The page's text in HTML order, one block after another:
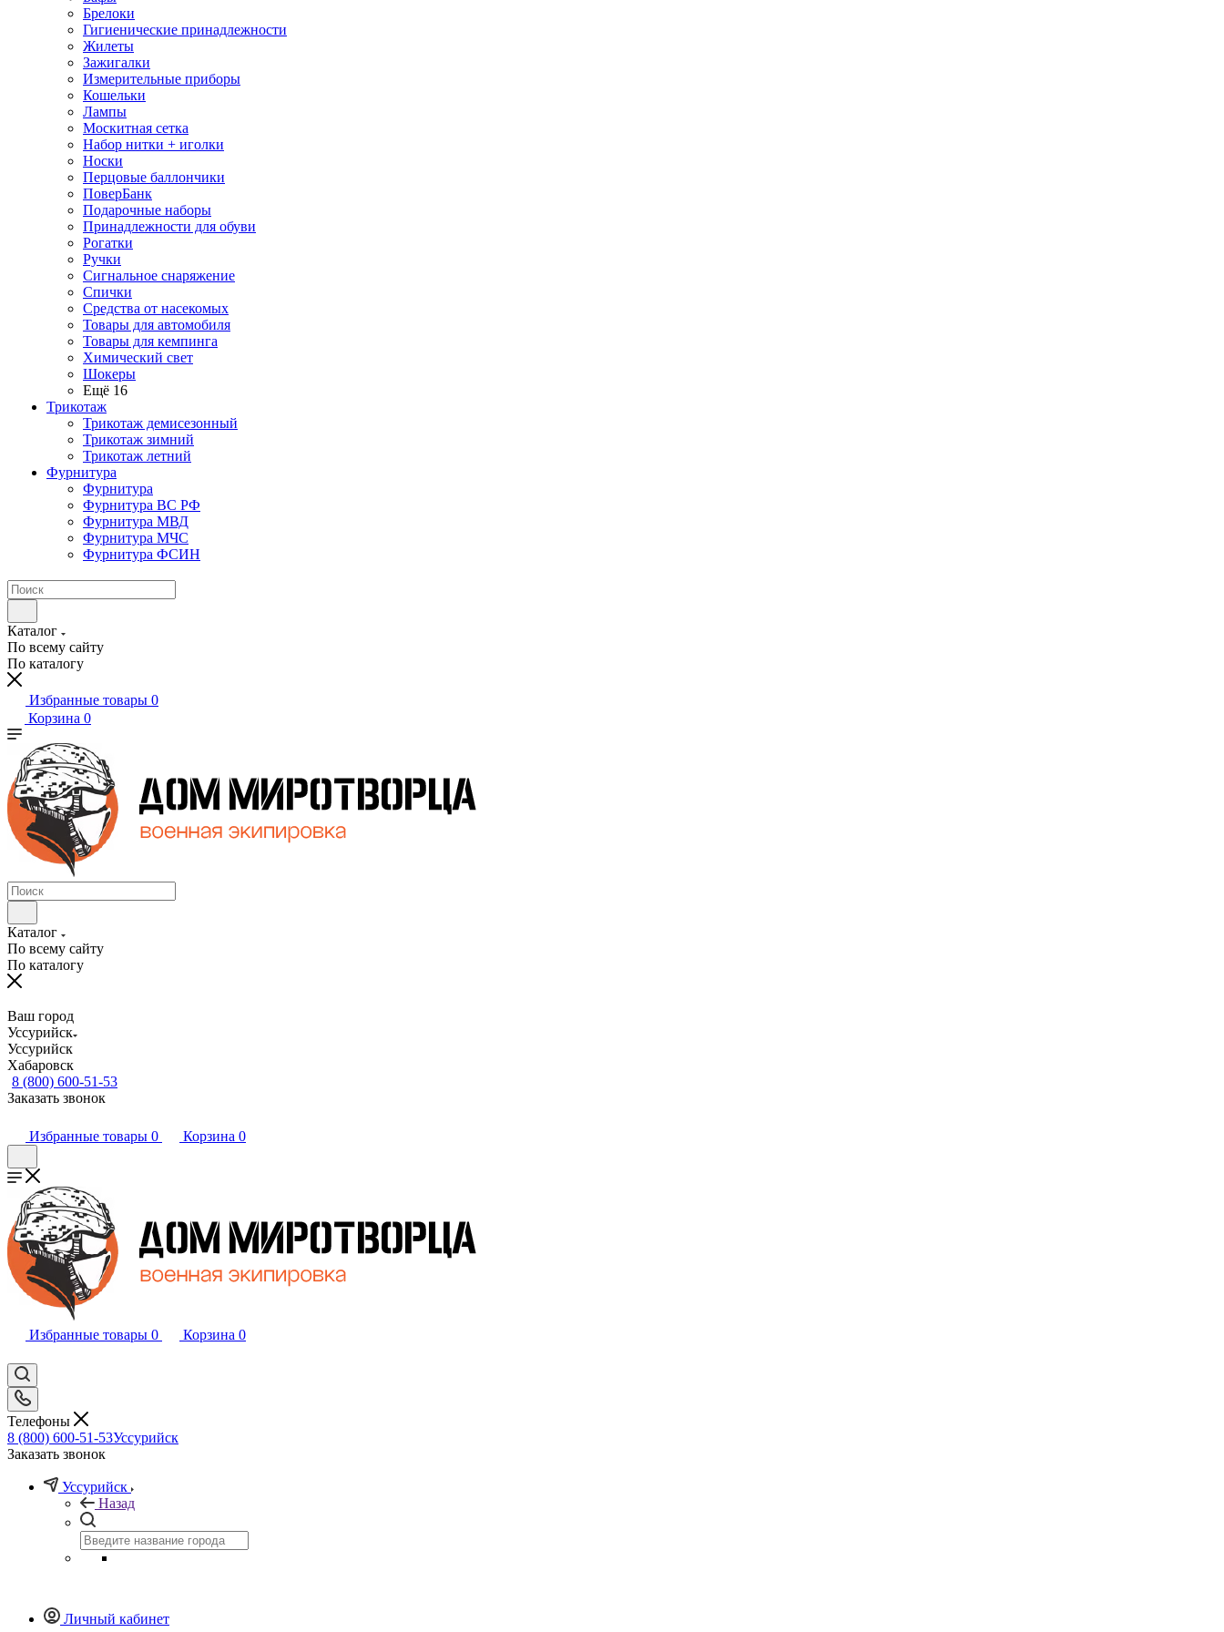
Брелоки
Гигиенические принадлежности
Жилеты
Зажигалки
Измерительные приборы
Кошельки
Лампы
Москитная сетка
Набор нитки + иголки
Носки
Перцовые баллончики
ПоверБанк
Подарочные наборы
Принадлежности для обуви
Рогатки
Ручки
Сигнальное снаряжение
Спички
Средства от насекомых
Товары для автомобиля
Товары для кемпинга
Химический свет
Шокеры
Ещё 16
Трикотаж
Трикотаж демисезонный
Трикотаж зимний
Трикотаж летний
Фурнитура
Фурнитура
Фурнитура ВС РФ
Фурнитура МВД
Фурнитура МЧС
Фурнитура ФСИН
Каталог
По всему сайту
По каталогу
Избранные товары 0
Корзина 0
Каталог
По всему сайту
По каталогу
Ваш город
Уссурийск
Уссурийск
Хабаровск
8 (800) 600-51-53
Заказать звонок
Избранные товары 0 Корзина 0
Избранные товары 0 Корзина 0
Телефоны
8 (800) 600-51-53Уссурийск
Заказать звонок
Уссурийск
Назад
Личный кабинет